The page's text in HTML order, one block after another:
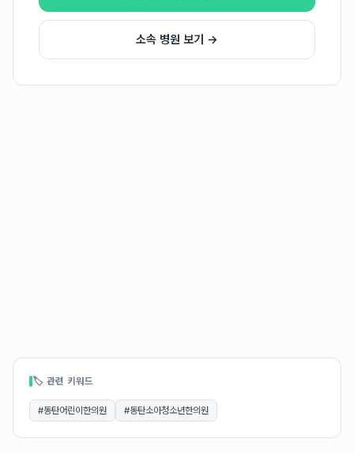
소속 병원 보기 →
🏷 관련 키워드
#동탄어린이한의원 #동탄소아청소년한의원